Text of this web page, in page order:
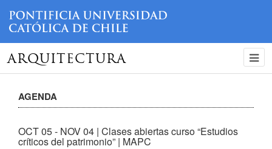
ARQUITECTURA
AGENDA
OCT 05 - NOV 04 | Clases abiertas curso “Estudios
críticos del patrimonio” | MAPC